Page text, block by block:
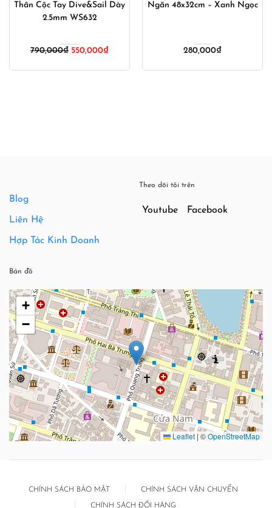
Thân Cộc Tay Dive&Sail Dày
2.5mm WS632
790,000₫ Giá
550,000₫Giá
Ngăn 48x32cm – Xanh Ngọc
280,000₫
Blog
Liên Hệ
Hợp Tác Kinh Doanh
Theo dõi tôi trên
Youtube Facebook
Bản đồ
+
−
Leaflet | ©OpenStreetMap
CHÍNH SÁCH BẢO MẬT CHÍNH SÁCH VẬN CHUYỂN
CHÍNH SÁCH ĐỔI HÀNG